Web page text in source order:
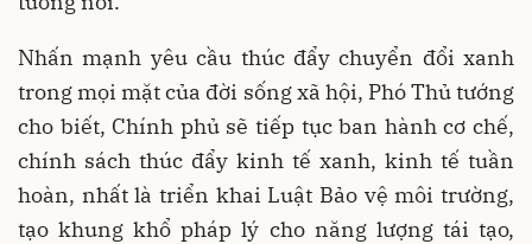
Nhấn mạnh yêu cầu thúc đẩy chuyển đổi xanh
trong mọi mặt của đời sống xã hội, Phó Thủ tướng
cho biết, Chính phủ sẽ tiếp tục ban hành cơ chế,
chính sách thúc đẩy kinh tế xanh, kinh tế tuần
hoàn, nhất là triển khai Luật Bảo vệ môi trường,
tạo khung khổ pháp lý cho năng lượng tái tạo,